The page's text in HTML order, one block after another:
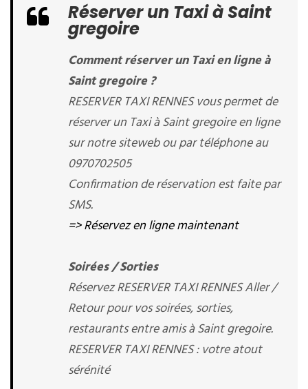
Réserver un Taxi à Saint
gregoire
Comment réserver un Taxi en ligne à
Saint gregoire ?
RESERVER TAXI RENNES vous permet de
réserver un Taxi à Saint gregoire en ligne
sur notre siteweb ou par téléphone au
0970702505
Confirmation de réservation est faite par
SMS.
=> Réservez en ligne maintenant
Soirées / Sorties
Réservez RESERVER TAXI RENNES Aller /
Retour pour vos soirées, sorties,
restaurants entre amis à Saint gregoire.
RESERVER TAXI RENNES : votre atout
sérénité